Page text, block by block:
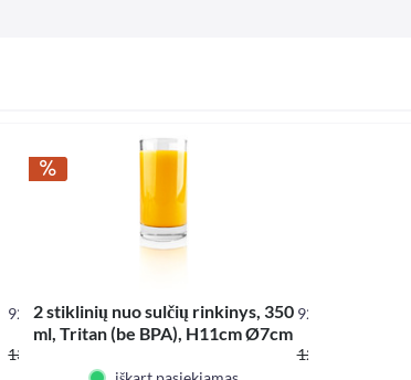
929493
13,21 € *
2 stiklinių nuo sulčių rinkinys, 350
ml, Tritan (be BPA), H11cm Ø7cm
929494
12,19 € *